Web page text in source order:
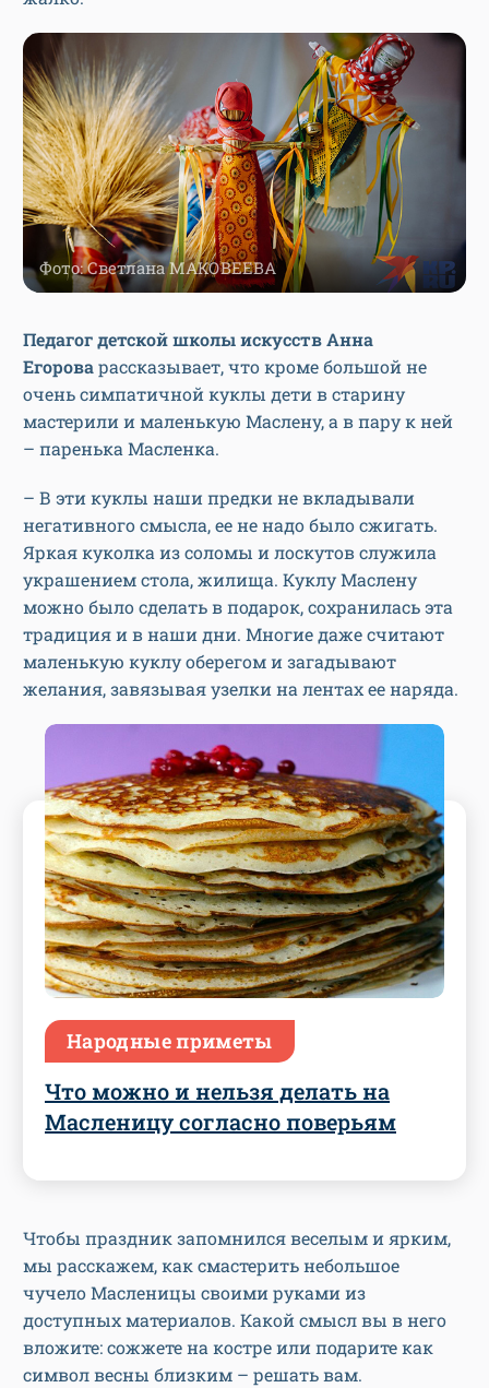
Фото: Светлана МАКОВЕЕВА
Педагог детской школы искусств Анна
Егороварассказывает, что кроме большой не
очень симпатичной куклы дети в старину
мастерили и маленькую Маслену, а в пару к ней
– паренька Масленка.
– В эти куклы наши предки не вкладывали
негативного смысла, ее не надо было сжигать.
Яркая куколка из соломы и лоскутов служила
украшением стола, жилища. Куклу Маслену
можно было сделать в подарок, сохранилась эта
традиция и в наши дни. Многие даже считают
маленькую куклу оберегом и загадывают
желания, завязывая узелки на лентах ее наряда.
Народные приметы
Что можно и нельзя делать на
Масленицу согласно поверьям
Чтобы праздник запомнился веселым и ярким,
мы расскажем, как смастерить небольшое
чучело Масленицы своими руками из
доступных материалов. Какой смысл вы в него
вложите: сожжете на костре или подарите как
символ весны близким – решать вам.